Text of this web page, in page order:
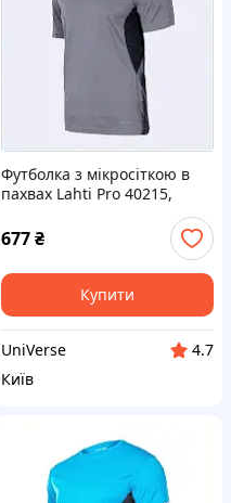
Футболка з мікросіткою в
пахвах Lahti Pro 40215,
677₴
Купити
UniVerse
4.7
Київ